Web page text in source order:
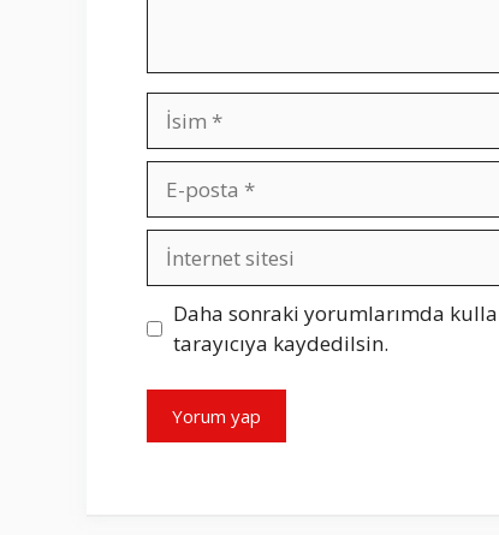
İsim
posta
İnternet
sitesi
Daha sonraki yorumlarımda
tarayıcıya kaydedilsin.